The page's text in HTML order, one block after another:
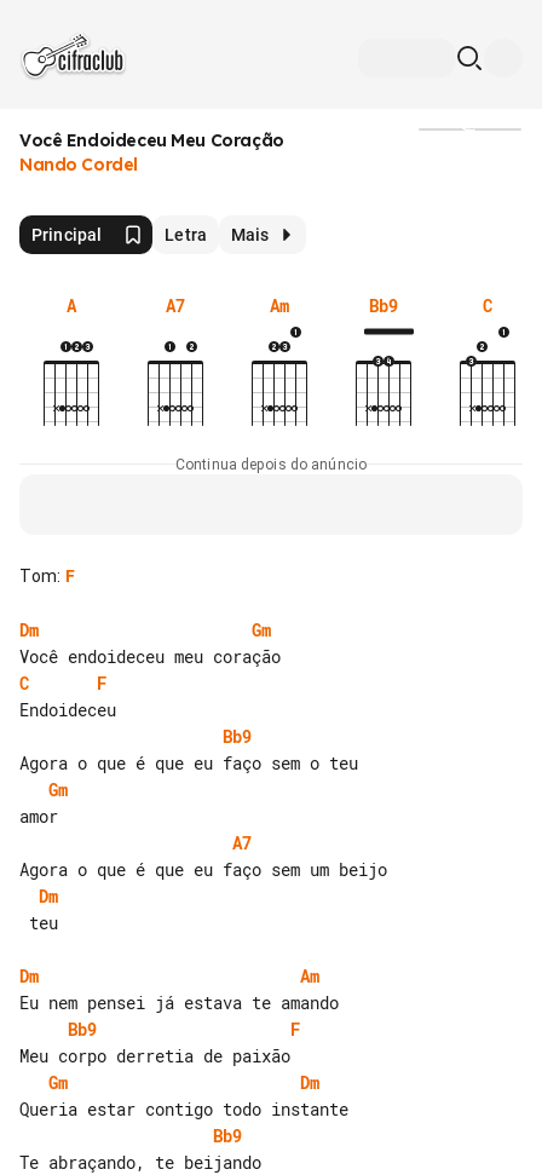
Você Endoideceu Meu Coração
Nando Cordel
Principal Letra Mais
A A7 Am Bb9 C
Continua depois do anúncio
Tom: F
Dm
Gm
C
F
Bb9
Gm
A7
Dm
Dm
Am
Bb9
F
Gm
Dm
Bb9